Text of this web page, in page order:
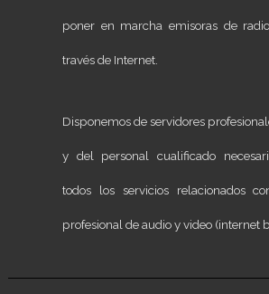
poner en marcha emisoras de
través de Internet.
Disponemos de servidores
y del personal cualificado
todos los servicios relacionados
profesional de audio y video (internet